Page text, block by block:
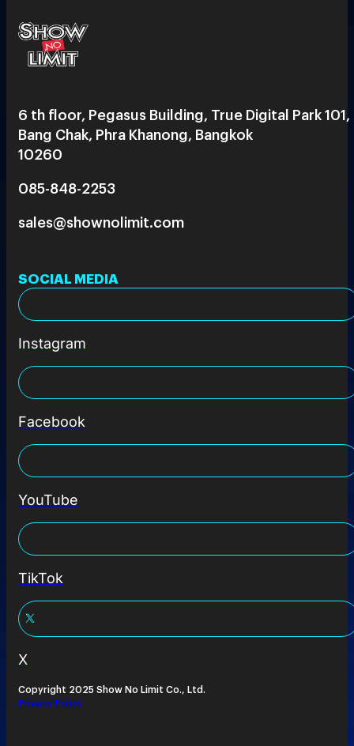
6 th floor, Pegasus Building, True Digital Park 101,
Bang Chak, Phra Khanong, Bangkok
10260
085-848-2253
sales@shownolimit.com
SOCIAL MEDIA
Instagram
Facebook
YouTube
TikTok
X
Copyright 2025 Show No Limit Co., Ltd.
Privacy Policy